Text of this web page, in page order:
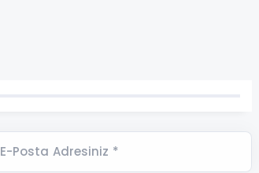
E-Posta Adresiniz *